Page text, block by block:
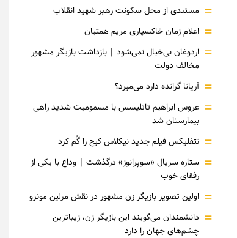
= مستندی از محل سکونت رهبر شهید انقلاب
= اعلام زمان خاکسپاری مریم همتیان
= اردوغان بی‌خیال نمی‌شود | بازداشت بازیگر مشهور
مخالف دولت
= آریانا گرانده دارد می‌میرد؟
= عروس ابراهیم تاتلیسس با مسمومیت شدید راهی
بیمارستان شد
= نتفلیکس فیلم جدید نیکلاس کیج را گُم کرد
= ستاره سریال «سوپرانوز» درگذشت | وداع با یکی از
رفقای خوب
= اولین تصویر بازیگر زن مشهور در نقش مرلین مونرو
= دانشمندان می‌گویند این بازیگر زن، زیباترین
چشم‌های جهان را دارد